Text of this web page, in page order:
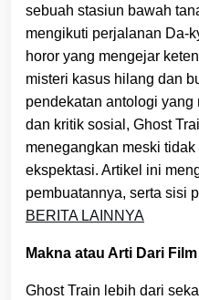
sebuah stasiun bawah
mengikuti perjalanan Da-
horor yang mengejar
misteri kasus hilang dan
pendekatan antologi yang
dan kritik sosial, Ghost
menegangkan meski
ekspektasi. Artikel ini
pembuatannya, serta sisi
BERITA LAINNYA
Makna atau Arti Dari
Ghost Train lebih dari